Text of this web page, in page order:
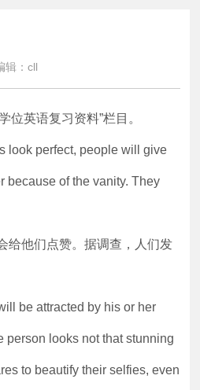
辑：cll
位英语复习资料”栏目。
look perfect, people will give
because of the vanity. They
给他们点赞。据调查，人们发
be attracted by his or her
person looks not that stunning
to beautify their selfies, even